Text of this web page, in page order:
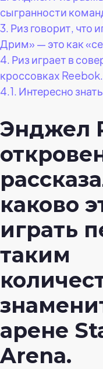
сыгранности
3. Риз говорит, что
Дрим» — это как
4. Риз играет в
кроссовках Reebok.
4.1. Интересно знать
Энджел
каково
играть
таким
арене
Arena.